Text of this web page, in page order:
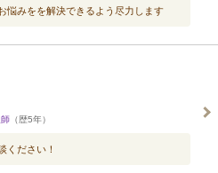
悩みをを解決できるよう尽力します
（歴5年）
ください！